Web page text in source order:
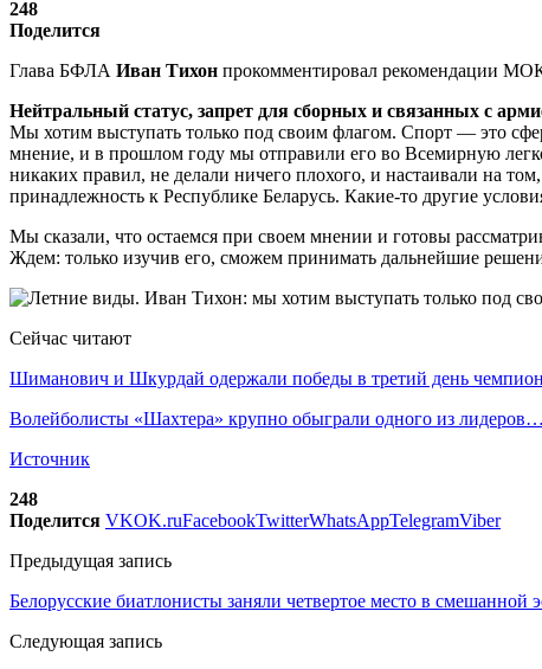
248
Поделится
Глава БФЛА Иван Тихон прокомментировал рекомендации
Нейтральный статус, запрет для сборных и связанных с
Мы хотим выступать только под своим флагом. Спорт — это
мнение, и в прошлом году мы отправили его во Всемирную
никаких правил, не делали ничего плохого, и настаивали на
принадлежность к Республике Беларусь. Какие-то другие
Мы сказали, что остаемся при своем мнении и готовы
Ждем: только изучив его, сможем принимать дальнейшие
Сейчас читают
Шиманович и Шкурдай одержали победы в третий день
Волейболисты «Шахтера» крупно обыграли одного из лидеров…
Источник
248
Поделится VKOK.ruFacebookTwitterWhatsAppTelegramViber
Предыдущая запись
Белорусские биатлонисты заняли четвертое место в смешанной
Следующая запись